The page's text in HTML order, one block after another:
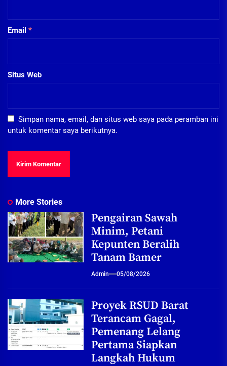
Email *
Situs Web
Simpan nama, email, dan situs web saya pada peramban ini
untuk komentar saya berikutnya.
More Stories
Pengairan Sawah
Minim, Petani
Kepunten Beralih
Tanam Bamer
Admin 05/08/2026
Proyek RSUD Barat
Terancam Gagal,
Pemenang Lelang
Pertama Siapkan
Langkah Hukum